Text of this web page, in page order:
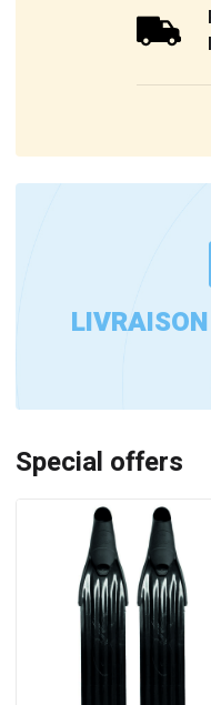
Special offers